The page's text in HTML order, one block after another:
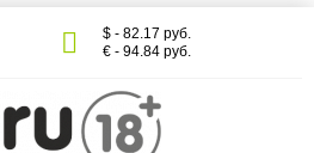
$ - 82.17 руб.
€ - 94.84 руб.